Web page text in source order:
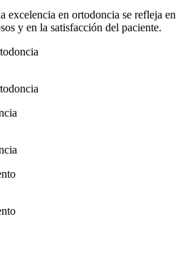
excelencia en ortodoncia se refleja en
y en la satisfacción del paciente.